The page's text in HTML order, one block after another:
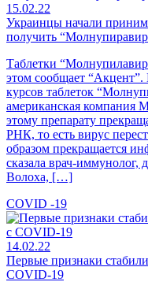
15.02.22
Украинцы начали
получить
Таблетки
этом сообщает
курсов таблеток
американская компания
этому препарату
РНК, то есть вирус
образом прекращается
сказала врач-иммунолог,
Волоха, […]
COVID -19
14.02.22
Первые признаки
COVID-19